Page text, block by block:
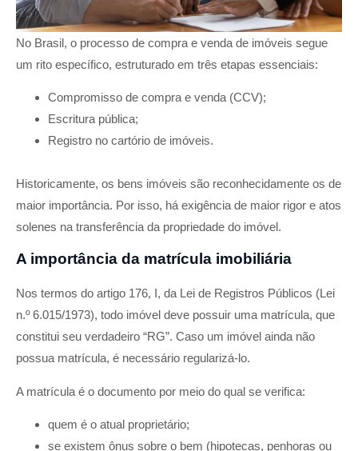
No Brasil, o processo de compra e venda de imóveis segue
um rito específico, estruturado em três etapas essenciais:
Compromisso de compra e venda (CCV);
Escritura pública;
Registro no cartório de imóveis.
Historicamente, os bens imóveis são reconhecidamente os de
maior importância. Por isso, há exigência de maior rigor e atos
solenes na transferência da propriedade do imóvel.
A importância da matrícula imobiliária
Nos termos do artigo 176, I, da Lei de Registros Públicos (Lei
n.º 6.015/1973), todo imóvel deve possuir uma matrícula, que
constitui seu verdadeiro “RG”. Caso um imóvel ainda não
possua matrícula, é necessário regularizá-lo.
A matrícula é o documento por meio do qual se verifica:
quem é o atual proprietário;
se existem ônus sobre o bem (hipotecas, penhoras ou